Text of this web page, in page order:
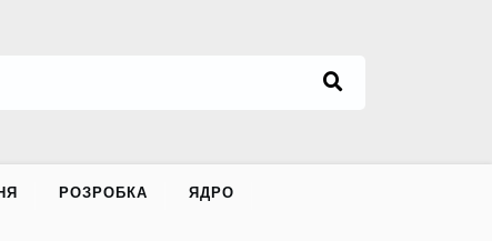
РОЗРОБКА ЯДРО